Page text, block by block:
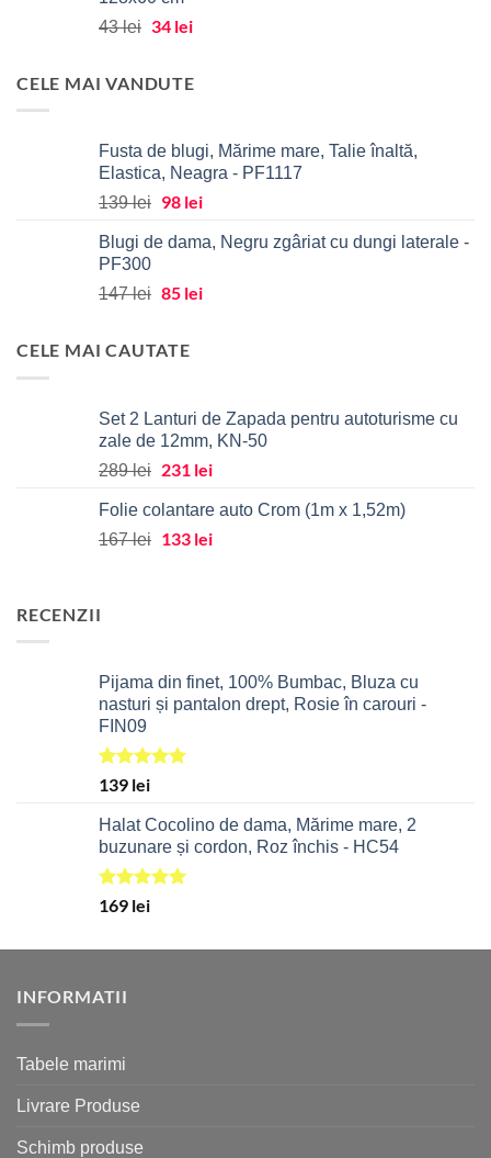
163 lei.
43lei Prețul
fost:
34 leiPrețul
34 lei.
CELE MAI VANDUTE
Fusta de blugi, Mărime mare, Talie înaltă,
Elastica, Neagra - PF1117
139lei Prețul
a
139 lei.
98 leiPrețul
este:
Blugi de dama, Negru zgâriat cu dungi laterale -
PF300
147lei Prețul
fost:
85 leiPrețul
CELE MAI CAUTATE
Set 2 Lanturi de Zapada pentru autoturisme cu
zale de 12mm, KN-50
289lei Prețul
a
fost:
231 leiPrețul
este:
231 lei.
Folie colantare auto Crom (1m x 1,52m)
167lei Prețul
133 leiPrețul
RECENZII
Pijama din finet, 100% Bumbac, Bluza cu
nasturi și pantalon drept, Rosie în carouri -
FIN09
Evaluat la
139 lei
Halat Cocolino de dama, Mărime mare, 2
buzunare și cordon, Roz închis - HC54
Evaluat la
169 lei
INFORMATII
Tabele marimi
Livrare Produse
Schimb produse